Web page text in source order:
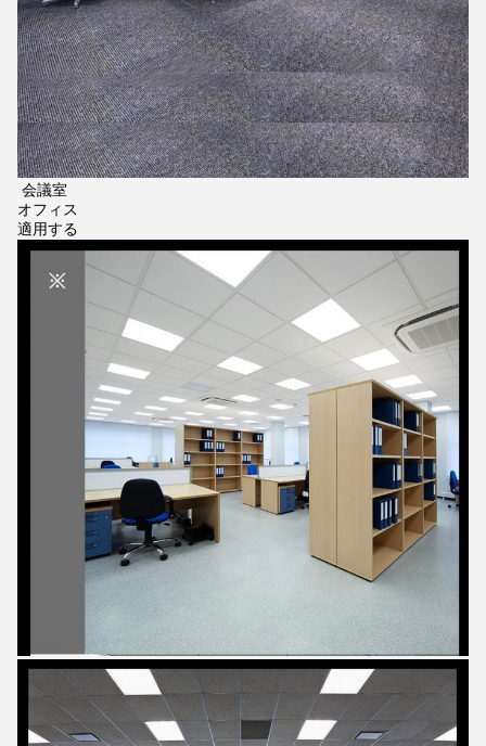
会議室
オフィス
適用する